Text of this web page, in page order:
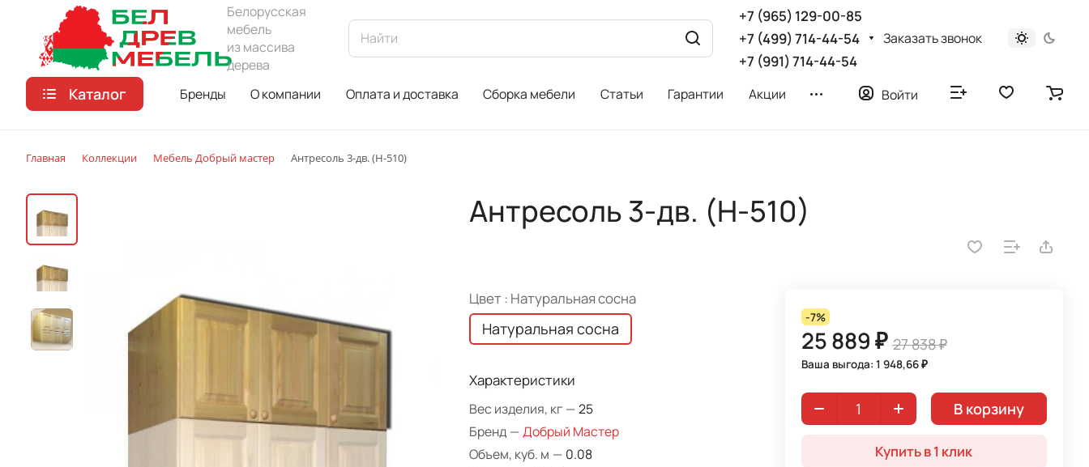
Белорусская
мебель
из массива
дерева
+7 (965) 129-00-85
+7 (499) 714-44-54
+7 (991) 714-44-54
Заказать звонок
Каталог Бренды О компании Оплата и доставка Сборка мебели Статьи Гарантии Акции Войти
Главная Коллекции Мебель Добрый мастер Антресоль 3-дв. (Н-510)
Антресоль 3-дв. (Н-510)
Цвет : Натуральная сосна
Натуральная сосна
Характеристики
Вес изделия, кг —25
Бренд —Добрый Мастер
Объем, куб. м — 0.08
-7%
25 889 ₽ 27 838 ₽
Ваша выгода: 1 948,66 ₽
В корзину
Купить в 1 клик